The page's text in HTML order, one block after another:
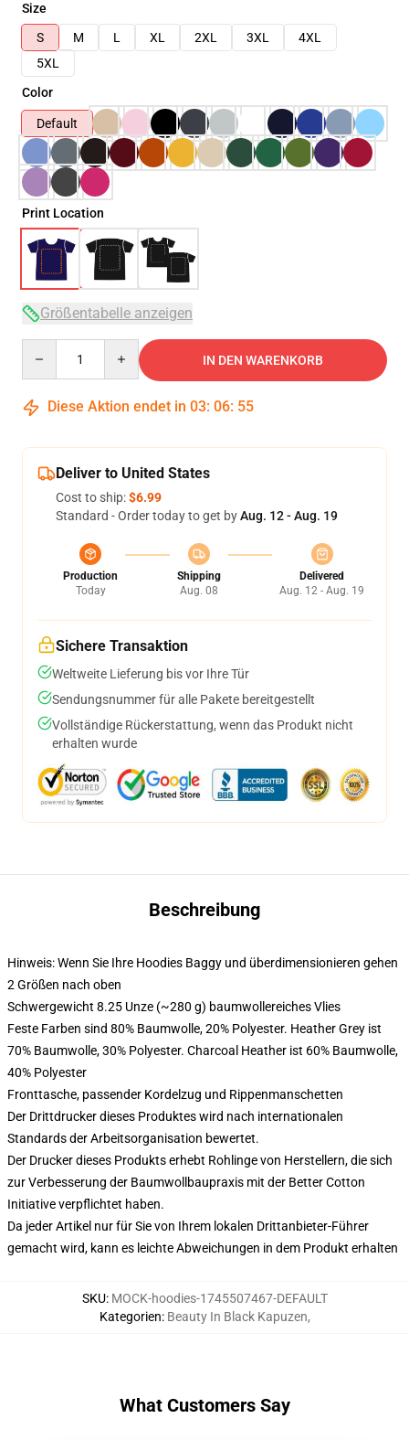
Size
S
M L XL 2XL 3XL
4XL
5XL
Color
Default
Print Location
Größentabelle anzeigen
IN DEN WARENKORB
Diese Aktion endet in 03: 06: 54
Deliver to United States
Cost to ship:$6.99
Standard - Order today to get byAug. 12 - Aug. 19
Production
Today
Shipping
Aug. 08
Delivered
Aug. 12 - Aug. 19
Sichere Transaktion
Weltweite Lieferung bis vor Ihre Tür
Sendungsnummer für alle Pakete bereitgestellt
Vollständige Rückerstattung, wenn das Produkt nicht
erhalten wurde
Beschreibung
Hinweis: Wenn Sie Ihre Hoodies Baggy und überdimensionieren gehen
2 Größen nach oben
Schwergewicht 8.25 Unze (~280 g) baumwollereiches Vlies
Feste Farben sind 80% Baumwolle, 20% Polyester. Heather Grey ist
70% Baumwolle, 30% Polyester. Charcoal Heather ist 60% Baumwolle,
40% Polyester
Fronttasche, passender Kordelzug und Rippenmanschetten
Der Drittdrucker dieses Produktes wird nach internationalen
Standards der Arbeitsorganisation bewertet.
Der Drucker dieses Produkts erhebt Rohlinge von Herstellern, die sich
zur Verbesserung der Baumwollbaupraxis mit der Better Cotton
Initiative verpflichtet haben.
Da jeder Artikel nur für Sie von Ihrem lokalen Drittanbieter-Führer
gemacht wird, kann es leichte Abweichungen in dem Produkt erhalten
SKU: MOCK-hoodies-1745507467-DEFAULT
Kategorien: Beauty In Black Kapuzen,
What Customers Say